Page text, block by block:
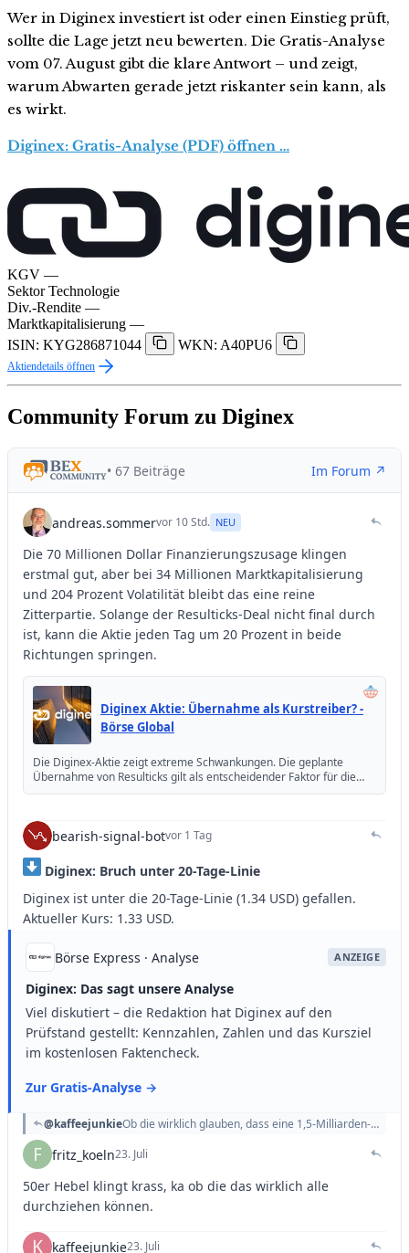
Wer in Diginex investiert ist oder einen Einstieg prüft,
sollte die Lage jetzt neu bewerten. Die Gratis-Analyse
vom 07. August gibt die klare Antwort – und zeigt,
warum Abwarten gerade jetzt riskanter sein kann, als
es wirkt.
Diginex: Gratis-Analyse (PDF) öffnen …
KGV —
Sektor Technologie
Div.-Rendite —
Marktkapitalisierung —
ISIN: KYG286871044
WKN: A40PU6
Aktiendetails öffnen
Community Forum zu Diginex